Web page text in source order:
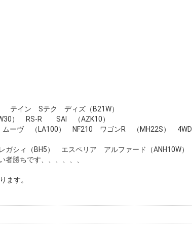
イン Sテク ディズ（B21W）
） RS-R SAI （AZK10）
ーヴ （LA100） NF210 ワゴンR （MH22S） 4WD
ィ（BH5） エスペリア アルファード（ANH10W）
勝ちです、、、、、、
ます。